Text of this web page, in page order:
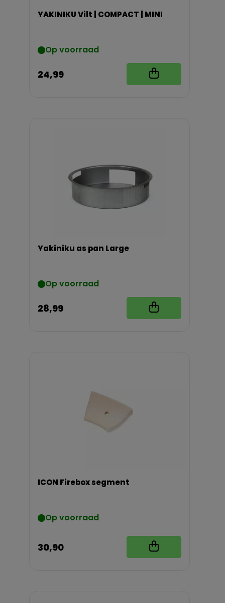
YAKINIKU Vilt | COMPACT | MINI
Op voorraad
24,99
Yakiniku as pan Large
Op voorraad
28,99
ICON Firebox segment
Op voorraad
30,90